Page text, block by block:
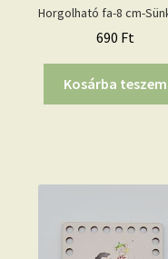
Horgolható fa-8 cm-
690 Ft
Kosárba teszem